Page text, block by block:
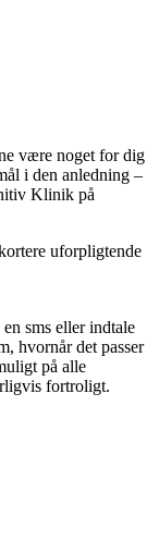
være noget for dig
i den anledning –
Klinik på
uforpligtende
sms eller indtale
hvornår det passer
på alle
fortroligt.